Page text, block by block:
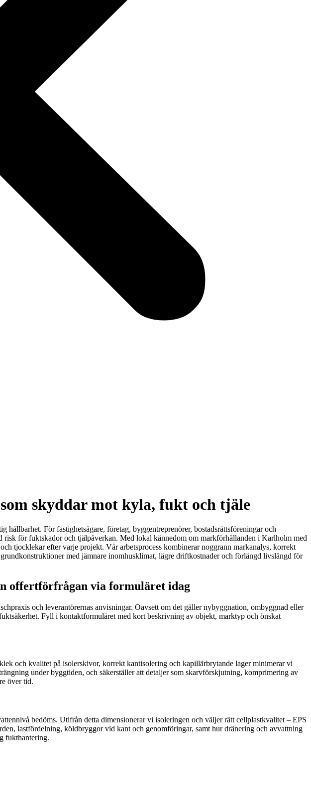
skyddar mot kyla, fukt och tjäle
För fastighetsägare, företag, byggentreprenörer, bostadsrättsföreningar och
för fuktskador och tjälpåverkan. Med lokal kännedom om markförhållanden i Karlholm med
tjocklekar efter varje projekt. Vår arbetsprocess kombinerar noggrann markanalys, korrekt
med jämnare inomhusklimat, lägre driftkostnader och förlängd livslängd för
offertförfrågan via formuläret idag
och leverantörernas anvisningar. Oavsett om det gäller nybyggnation, ombyggnad eller
Fyll i kontaktformuläret med kort beskrivning av objekt, marktyp och önskat
och kvalitet på isolerskivor, korrekt kantisolering och kapillärbrytande lager minimerar vi
under byggtiden, och säkerställer att detaljer som skarvförskjutning, komprimering av
över tid.
bedöms. Utifrån detta dimensionerar vi isoleringen och väljer rätt cellplastkvalitet – EPS
lastfördelning, köldbryggor vid kant och genomföringar, samt hur dränering och avvattning
fukthantering.